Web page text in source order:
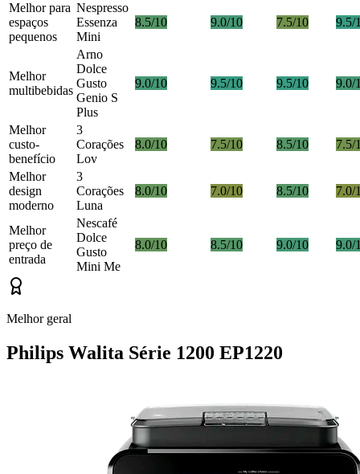
Melhor para
espaços
pequenos
Nespresso
Essenza
Mini
8.5/10 9.0/10 7.5/10 9.5/
Melhor
multibebidas
Arno
Dolce
Gusto
Genio S
Plus
9.0/10 9.5/10 9.5/10 9.0/
Melhor
custo-
benefício
3
Corações
Lov
8.0/10 7.5/10 8.5/10 7.5/
Melhor
design
moderno
3
Corações
Luna
8.0/10 7.0/10 8.5/10 7.0/
Melhor
preço de
entrada
Nescafé
Dolce
Gusto
Mini Me
8.0/10 8.5/10 9.0/10 9.0/
Melhor geral
Philips Walita Série 1200 EP1220